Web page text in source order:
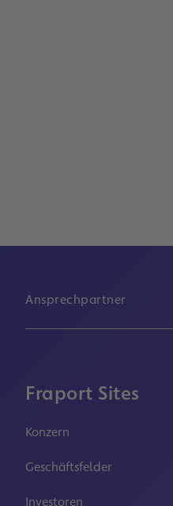
Ansprechpartner
Fraport Sites
Konzern
Geschäftsfelder
Investoren